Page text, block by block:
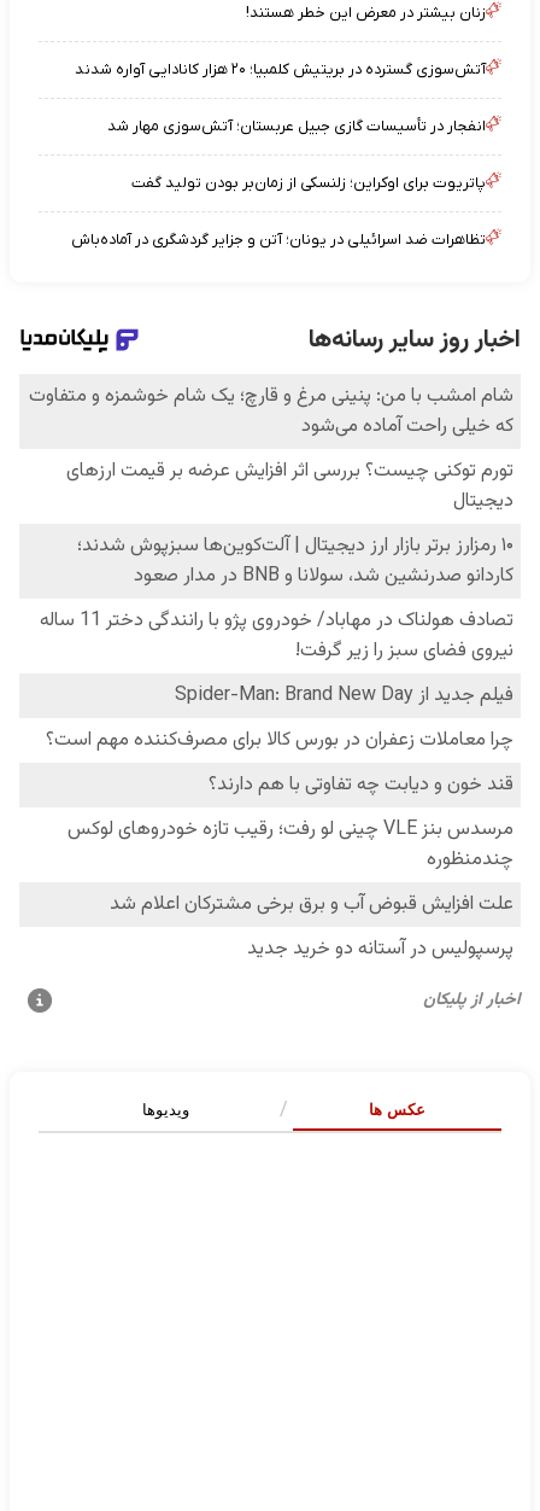
زنان بیشتر در معرض این خطر هستند!
آتش‌سوزی گسترده در بریتیش کلمبیا؛ ۲۰ هزار کانادایی آواره شدند
انفجار در تأسیسات گازی جبیل عربستان؛ آتش‌سوزی مهار شد
پاتریوت برای اوکراین؛ زلنسکی از زمان‌بر بودن تولید گفت
تظاهرات ضد اسرائیلی در یونان؛ آتن و جزایر گردشگری در آماده‌باش
عکس ها ویدیوها